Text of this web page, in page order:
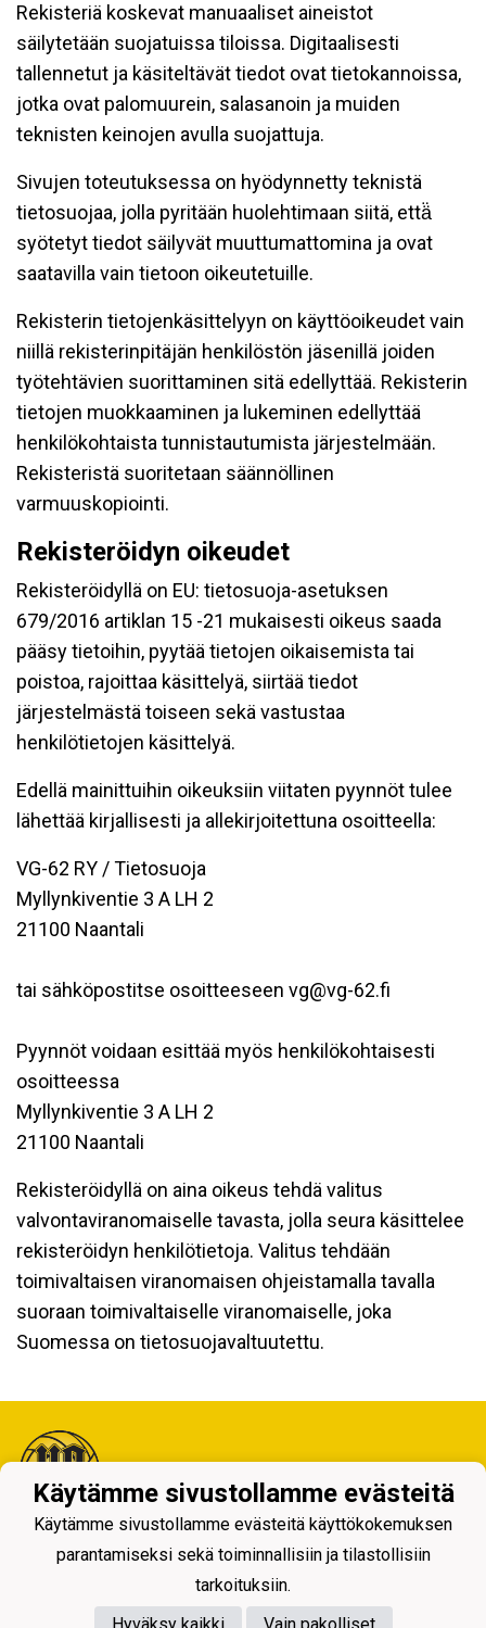
Rekisteriä koskevat manuaaliset aineistot
säilytetään suojatuissa tiloissa. Digitaalisesti
tallennetut ja käsiteltävät tiedot ovat tietokannoissa,
jotka ovat palomuurein, salasanoin ja muiden
teknisten keinojen avulla suojattuja.
Sivujen toteutuksessa on hyödynnetty teknistä
tietosuojaa, jolla pyritään huolehtimaan siitä, että̈
syötetyt tiedot säilyvät muuttumattomina ja ovat
saatavilla vain tietoon oikeutetuille.
Rekisterin tietojenkäsittelyyn on käyttöoikeudet vain
niillä rekisterinpitäjän henkilöstön jäsenillä joiden
työtehtävien suorittaminen sitä edellyttää. Rekisterin
tietojen muokkaaminen ja lukeminen edellyttää
henkilökohtaista tunnistautumista järjestelmään.
Rekisteristä suoritetaan säännöllinen
varmuuskopiointi.
Rekisteröidyn oikeudet
Rekisteröidyllä on EU: tietosuoja-asetuksen
679/2016 artiklan 15 -21 mukaisesti oikeus saada
pääsy tietoihin, pyytää tietojen oikaisemista tai
poistoa, rajoittaa käsittelyä, siirtää tiedot
järjestelmästä toiseen sekä vastustaa
henkilötietojen käsittelyä.
Edellä mainittuihin oikeuksiin viitaten pyynnöt tulee
lähettää kirjallisesti ja allekirjoitettuna osoitteella:
VG-62 RY / Tietosuoja
Myllynkiventie 3 A LH 2
21100 Naantali
tai sähköpostitse osoitteeseen vg@vg-62.fi
Pyynnöt voidaan esittää myös henkilökohtaisesti
osoitteessa
Myllynkiventie 3 A LH 2
21100 Naantali
Rekisteröidyllä on aina oikeus tehdä valitus
valvontaviranomaiselle tavasta, jolla seura käsittelee
rekisteröidyn henkilötietoja. Valitus tehdään
toimivaltaisen viranomaisen ohjeistamalla tavalla
suoraan toimivaltaiselle viranomaiselle, joka
Suomessa on tietosuojavaltuutettu.
Tietosuojaseloste
Käytämme sivustollamme evästeitä
Käytämme sivustollamme evästeitä käyttökokemuksen
parantamiseksi sekä toiminnallisiin ja tilastollisiin
tarkoituksiin.